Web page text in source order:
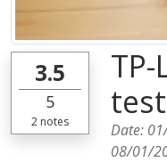
3.5
5
2 notes Date:
08/01/